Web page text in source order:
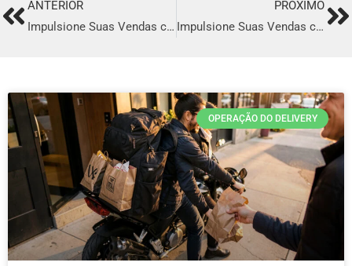
PrevANTERIOR
Impulsione Suas Vendas com o Melhor Sistema de Delivery em Ponte Nova
PRÓXIMO
Impulsione Suas Vendas com o Melhor Sistema de Delivery em Moreno
OPERAÇÃO DO DELIVERY